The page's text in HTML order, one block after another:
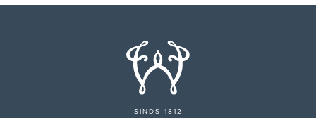
SINDS 1812